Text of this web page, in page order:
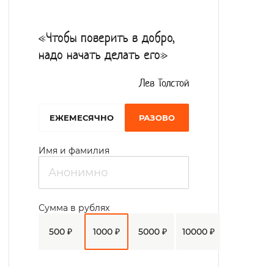
коммуникативных навыков.
«Чтобы поверить в добро,
надо начать делать его»
Лев Толстой
EЖЕМЕСЯЧНО РАЗОВО
Имя и фамилия
500 ₽ 1000 ₽ 5000 ₽ 10000 ₽
Сумма в рублях